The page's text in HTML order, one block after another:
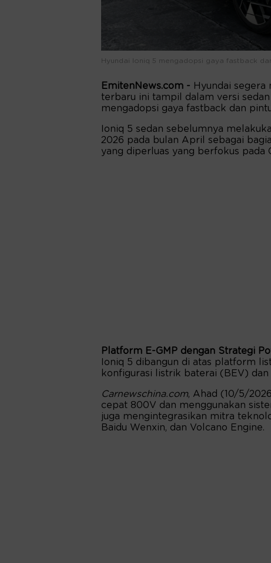
Hyundai Ioniq 5 mengadopsi gaya fastback
EmitenNews.com - Hyundai
terbaru ini tampil dalam versi
mengadopsi gaya fastback dan
Ioniq 5 sedan sebelumnya
2026 pada bulan April sebagai
yang diperluas yang berfokus pada
Platform E-GMP dengan Strategi
Ioniq 5 dibangun di atas platform
konfigurasi listrik baterai (BEV)
Carnewschina.com, Ahad (10/5/
cepat 800V dan menggunakan
juga mengintegrasikan mitra
Baidu Wenxin, dan Volcano Engine.